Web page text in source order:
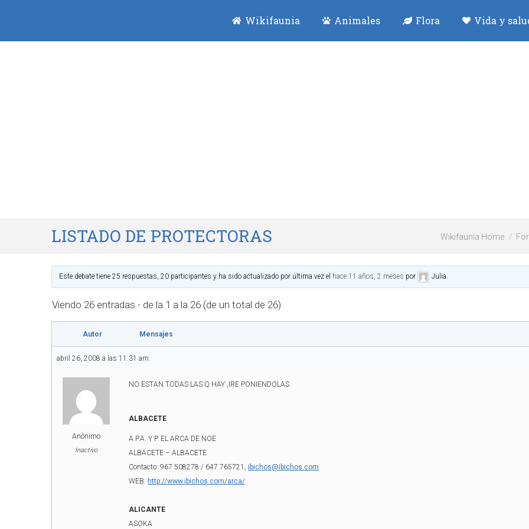
Wikifaunia Animales Flora Vida y
LISTADO DE PROTECTORAS Wikifaunia Home
Este debate tiene 25 respuestas, 20 participantes y ha sido actualizado por última vez el hace 11 años, 2 meses por Julia.
Viendo 26 entradas - de la 1 a la 26 (de un total de 26)
Autor Mensajes
abril 26, 2008 a las 11:31 am
Anónimo
Inactivo
NO ESTAN TODAS LAS Q HAY ,IRE PONIENDOLAS
ALBACETE
A.P.A. Y P. EL ARCA DE NOE
ALBACETE – ALBACETE
Contacto: 967 508278 / 647 765721, ibichos@ibichos.com
WEB: http://www.ibichos.com/arca/
ALICANTE
ASOKA